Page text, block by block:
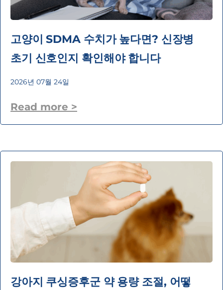
고양이 SDMA 수치가 높다면? 신장병
초기 신호인지 확인해야 합니다
2026년 07월 24일
Read more >
강아지 쿠싱증후군 약 용량 조절, 어떻